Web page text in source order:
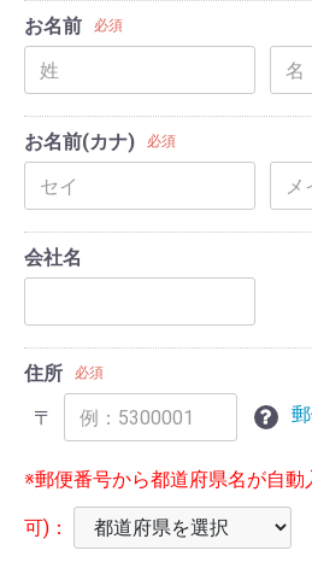
お名前 必須
お名前(カナ) 必須
会社名
住所 必須
〒
※郵便番号から都道府県名が自動
可)：